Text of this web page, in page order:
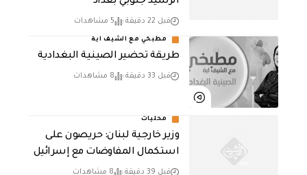
قبل 22 دقيقة 5 مشاهدات
مطبخي مع الشيف اية
طريقة تحضير الصينية البغدادية
قبل 33 دقيقة 8 مشاهدات
محليات
وزير خارجية لبنان: حريصون على
استكمال المفاوضات مع إسرائيل
قبل 39 دقيقة 8 مشاهدات